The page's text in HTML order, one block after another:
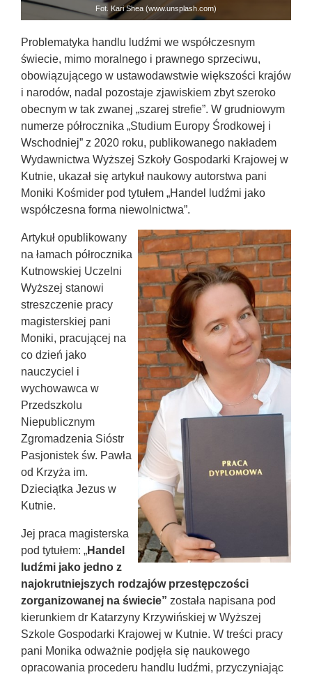
Fot. Kari Shea (www.unsplash.com)
Problematyka handlu ludźmi we współczesnym
świecie, mimo moralnego i prawnego sprzeciwu,
obowiązującego w ustawodawstwie większości krajów
i narodów, nadal pozostaje zjawiskiem zbyt szeroko
obecnym w tak zwanej „szarej strefie”. W grudniowym
numerze półrocznika „Studium Europy Środkowej i
Wschodniej” z 2020 roku, publikowanego nakładem
Wydawnictwa Wyższej Szkoły Gospodarki Krajowej w
Kutnie, ukazał się artykuł naukowy autorstwa pani
Moniki Kośmider pod tytułem „Handel ludźmi jako
współczesna forma niewolnictwa”.
Artykuł opublikowany
na łamach półrocznika
Kutnowskiej Uczelni
Wyższej stanowi
streszczenie pracy
magisterskiej pani
Moniki, pracującej na
co dzień jako
nauczyciel i
wychowawca w
Przedszkolu
Niepublicznym
Zgromadzenia Sióstr
Pasjonistek św. Pawła
od Krzyża im.
Dzieciątka Jezus w
Kutnie.
Jej praca magisterska
pod tytułem: „Handel
ludźmi jako jedno z
najokrutniejszych rodzajów przestępczości
zorganizowanej na świecie” została napisana pod
kierunkiem dr Katarzyny Krzywińskiej w Wyższej
Szkole Gospodarki Krajowej w Kutnie. W treści pracy
pani Monika odważnie podjęła się naukowego
opracowania procederu handlu ludźmi, przyczyniając